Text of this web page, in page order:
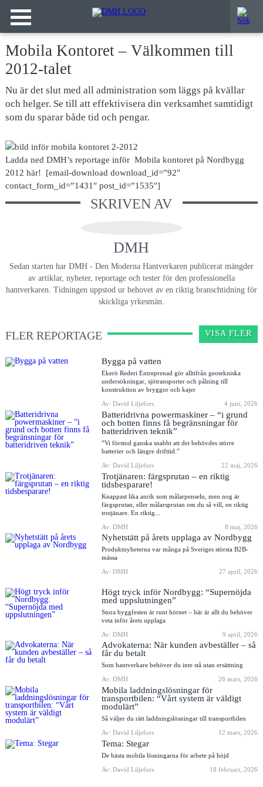
Mobila Kontoret – Välkommen till
2012-talet
Nu är det slut med all administration som läggs på kvällar
och helger. Se till att effektivisera din verksamhet samtidigt
som du sparar både tid och pengar.
Ladda ned DMH’s reportage inför Mobila kontoret på Nordbygg
2012 här! [email-download download_id=”92″
contact_form_id=”1431″ post_id=”1535″]
SKRIVEN AV
DMH
Sedan starten har DMH - Den Moderna Hantverkaren publicerat mängder
av artiklar, nyheter, reportage och tester för den professionella
hantverkaren. Tidningen uppstod ur behovet av en riktig branschtidning för
skickliga yrkesmän.
FLER REPORTAGE VISA FLER
Bygga på vatten
Ekerö Rederi Entreprenad gör alltifrån geotekniska
undersökningar, sjötransporter och pålning till
konstruktion av bryggor och kajer
Av: David Liljefors
4 juni, 2026
Batteridrivna powermaskiner – “i grund
och botten finns få begränsningar för
batteridriven teknik”
”Vi förstod ganska snabbt att det behövdes större
batterier och längre drifttid.”
Av: David Liljefors
22 maj, 2026
Trotjänaren: färgsprutan – en riktig
tidsbesparare!
Knappast lika anrik som målarpenseln, men nog är
färgsprutan, eller målarsprutan om du så vill, en riktig
trotjänare. En riktig...
Av: DMH
8 maj, 2026
Nyhetstätt på årets upplaga av Nordbygg
Produktnyheterna var många på Sveriges största B2B-
mässa
Av: DMH
27 april, 2026
Högt tryck inför Nordbygg: “Supernöjda
med uppslutningen”
Stora byggfesten är runt hörnet – här är allt du behöver
veta inför årets upplaga
Av: DMH
9 april, 2026
Advokaterna: När kunden avbeställer – så
får du betalt
Som hantverkare behöver du inte stå utan ersättning
Av: DMH
26 mars, 2026
Mobila laddningslösningar för
transportbilen: “Vårt system är väldigt
modulärt”
Så väljer du rätt laddningslösningar till transportbilen
Av: David Liljefors
12 mars, 2026
Tema: Stegar
De bästa mobila lösningarna för arbete på höjd
Av: David Liljefors
18 februari, 2026